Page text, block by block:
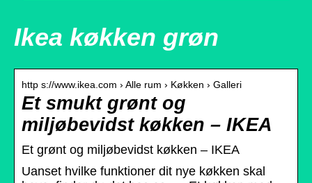
Ikea køkken grøn
http s://www.ikea.com › Alle rum › Køkken › Galleri
Et smukt grønt og
miljøbevidst køkken – IKEA
Et grønt og miljøbevidst køkken – IKEA
Uanset hvilke funktioner dit nye køkken skal